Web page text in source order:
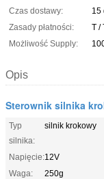
Czas dostawy:
15
Zasady płatności:
T /
Możliwość Supply:
Opis
Sterownik silnika
Typ
silnika:
silnik krokowy
Napięcie:12V
Waga:
250g